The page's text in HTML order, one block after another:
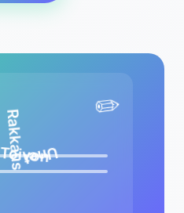
✏️
Rakkaus
Unet
Toivon